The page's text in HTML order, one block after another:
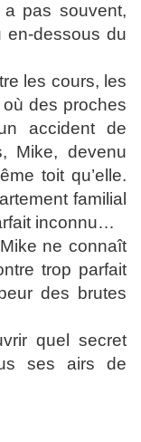
pas souvent,
en-dessous du
les cours, les
où des proches
accident de
Mike, devenu
toit qu’elle.
familial
inconnu…
ne connaît
trop parfait
des brutes
quel secret
ses airs de